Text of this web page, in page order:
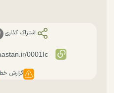
اشتراک گذاری:
گزارش